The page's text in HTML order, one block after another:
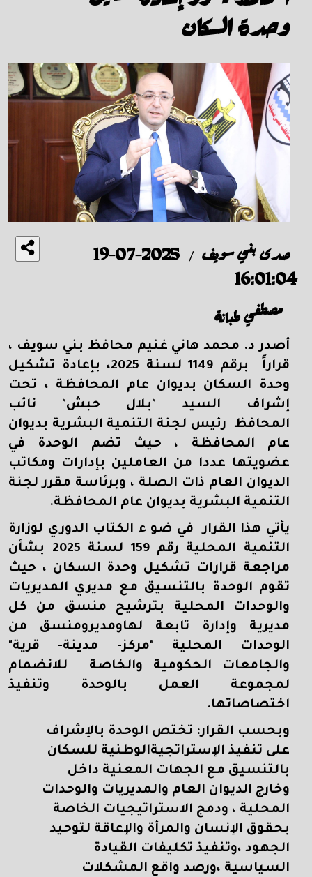
وحدة السكان
صدى بني سويف /
2025-07-19
16:01:04
مصطفي طبانة
أصدر د. محمد هاني غنيم محافظ بني سويف ،
قراراً برقم 1149 لسنة 2025، بإعادة تشكيل
وحدة السكان بديوان عام المحافظة ، تحت
إشراف السيد "بلال حبش" نائب
المحافظ رئيس لجنة التنمية البشرية بديوان
عام المحافظة ، حيث تضم الوحدة في
عضويتها عددا من العاملين بإدارات ومكاتب
الديوان العام ذات الصلة ، وبرئاسة مقرر لجنة
التنمية البشرية بديوان عام المحافظة.
يأتي هذا القرار في ضو ء الكتاب الدوري لوزارة
التنمية المحلية رقم 159 لسنة 2025 بشأن
مراجعة قرارات تشكيل وحدة السكان ، حيث
تقوم الوحدة بالتنسيق مع مديري المديريات
والوحدات المحلية بترشيح منسق من كل
مديرية وإدارة تابعة لهاومديرومنسق من
الوحدات المحلية "مركز- مدينة- قرية"
والجامعات الحكومية والخاصة للانضمام
لمجموعة العمل بالوحدة وتنفيذ
اختصاصاتها.
وبحسب القرار: تختص الوحدة بالإشراف
على تنفيذ الإستراتجيةالوطنية للسكان
بالتنسيق مع الجهات المعنية داخل
وخارج الديوان العام والمديريات والوحدات
المحلية ، ودمج الاستراتيجيات الخاصة
بحقوق الإنسان والمرأة والإعاقة لتوحيد
الجهود ،وتنفيذ تكليفات القيادة
السياسية ،ورصد واقع المشكلات